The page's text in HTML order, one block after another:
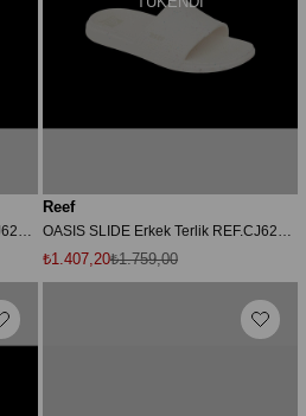
OASIS SLIDE Erkek Terlik REF.CJ6236 Beyaz-40
Reef
OASIS SLIDE Erkek Terlik REF.CJ6236 Beyaz-45
₺1.407,20₺1.759,00